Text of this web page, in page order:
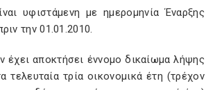
υφιστάµενη µε ηµεροµηνία Έναρξης
την 01.01.2010.
έχει αποκτήσει έννομο δικαίωμα λήψης
τελευταία τρία οικονομικά έτη (τρέχον